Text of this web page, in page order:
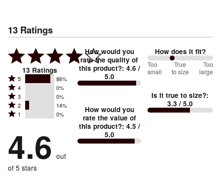
13 Ratings
13 Ratings
Rated
5
stars
by
reviewers
5 86%
Rated
4
stars
by
of
reviewers
4 0%
Rated
3
stars
0%
of
reviewers
3 0%
Rated
2
by
14%
reviewers
2 14%
Rated
stars
by
0%
of
1 0%
4.6 out
of 5 stars
How would you
rate the quality of
this product?: 4.6 /
5.0
How would you
rate the value of
this product?: 4.5 /
5.0
How does it fit?
75%
between
small
and
Too
small
True
to size
Too
large
Is it true to size?:
3.3 / 5.0